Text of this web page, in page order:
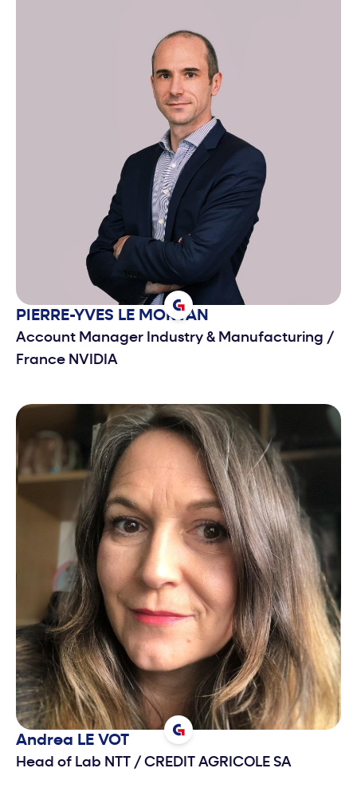
PIERRE-YVES LE MORVAN
Account Manager Industry & Manufacturing /
France NVIDIA
Andrea LE VOT
Head of Lab NTT / CREDIT AGRICOLE SA